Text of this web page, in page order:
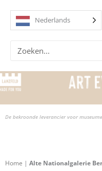
inhoud
Nederlands
Zoek
De bekroonde leverancier voor
Home | Alte Nationalgalerie